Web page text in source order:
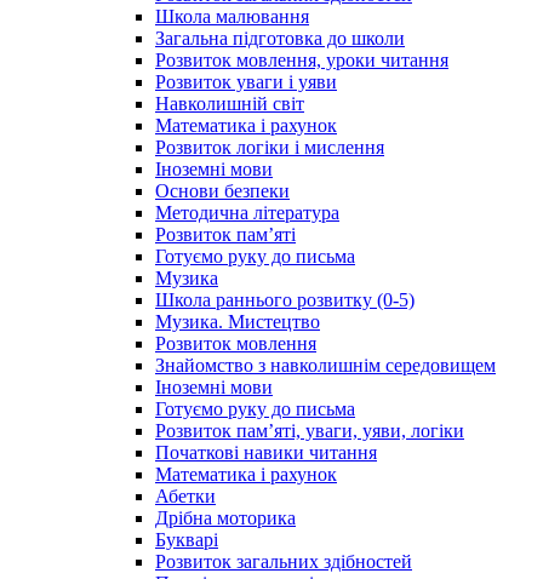
Школа малювання
Загальна підготовка до школи
Розвиток мовлення, уроки читання
Розвиток уваги і уяви
Навколишній світ
Математика і рахунок
Розвиток логіки і мислення
Іноземні мови
Основи безпеки
Методична література
Розвиток пам’яті
Готуємо руку до письма
Музика
Школа раннього розвитку (0-5)
Музика. Мистецтво
Розвиток мовлення
Знайомство з навколишнім середовищем
Іноземні мови
Готуємо руку до письма
Розвиток пам’яті, уваги, уяви, логіки
Початкові навики читання
Математика і рахунок
Абетки
Дрібна моторика
Букварі
Розвиток загальних здібностей